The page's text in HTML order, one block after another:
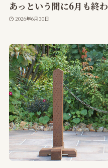
あっという間に6月も終
2026年6月30日